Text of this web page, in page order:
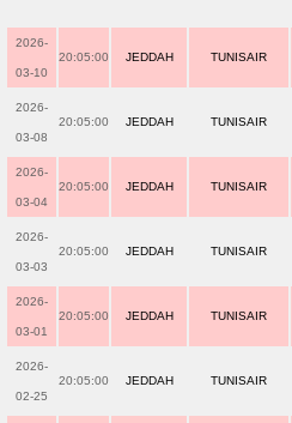
2026-
03-10
20:05:00 JEDDAH TUNISAIR
2026-
03-08
20:05:00 JEDDAH TUNISAIR
2026-
03-04
20:05:00 JEDDAH TUNISAIR
2026-
03-03
20:05:00 JEDDAH TUNISAIR
2026-
03-01
20:05:00 JEDDAH TUNISAIR
2026-
02-25
20:05:00 JEDDAH TUNISAIR